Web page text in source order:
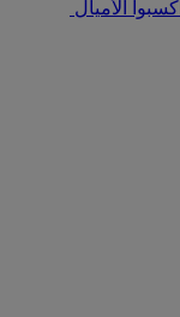
اكسبوا الأميال